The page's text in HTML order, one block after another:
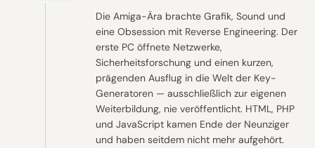
Die Amiga-Ära brachte Grafik, Sound und
eine Obsession mit Reverse Engineering. Der
erste PC öffnete Netzwerke,
Sicherheitsforschung und einen kurzen,
prägenden Ausflug in die Welt der Key-
Generatoren — ausschließlich zur eigenen
Weiterbildung, nie veröffentlicht. HTML, PHP
und JavaScript kamen Ende der Neunziger
und haben seitdem nicht mehr aufgehört.